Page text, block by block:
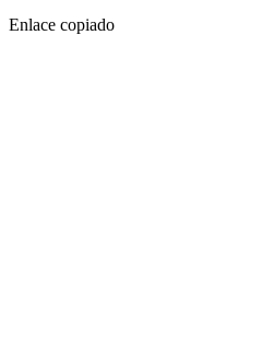
Enlace copiado